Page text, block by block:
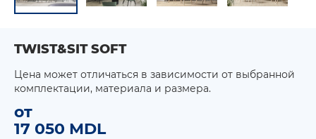
TWIST&SIT SOFT
Цена может отличаться в зависимости от выбранной
комплектации, материала и размера.
от
17 050 MDL